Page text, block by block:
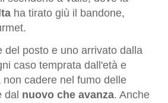
ha tirato giù il bandone,
del posto e uno arrivato dalla
caso temprata dall'età e
cadere nel fumo delle
dal nuovo che avanza. Anche